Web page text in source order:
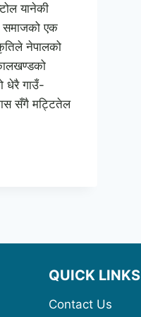
यानेकी
समाजको एक
नेपालको
धेरै गाउँ-
सँगै मट्टितेल
QUICK LINKS
Contact Us